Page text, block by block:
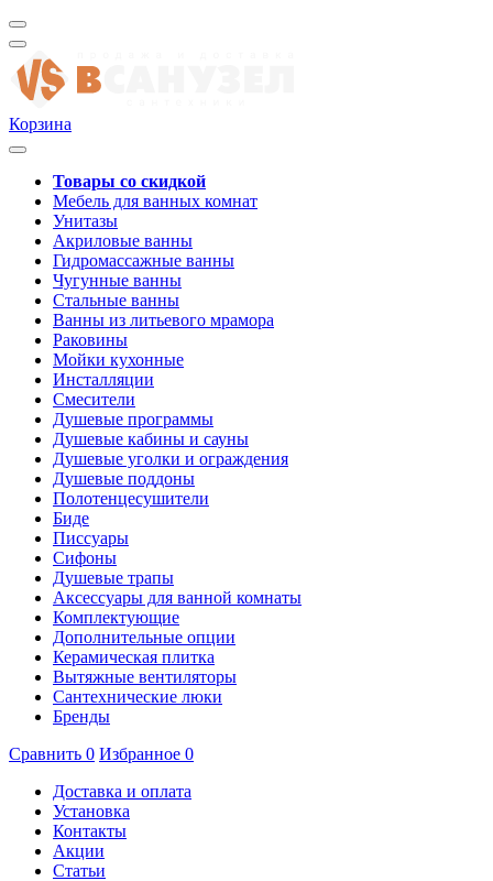
Корзина
Товары со скидкой
Мебель для ванных комнат
Унитазы
Акриловые ванны
Гидромассажные ванны
Чугунные ванны
Стальные ванны
Ванны из литьевого мрамора
Раковины
Мойки кухонные
Инсталляции
Смесители
Душевые программы
Душевые кабины и сауны
Душевые уголки и ограждения
Душевые поддоны
Полотенцесушители
Биде
Писсуары
Сифоны
Душевые трапы
Аксессуары для ванной комнаты
Комплектующие
Дополнительные опции
Керамическая плитка
Вытяжные вентиляторы
Сантехнические люки
Бренды
Сравнить 0 Избранное 0
Доставка и оплата
Установка
Контакты
Акции
Статьи